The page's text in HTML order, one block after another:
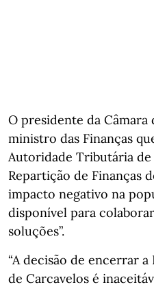
O presidente da Câmara
ministro das Finanças
Autoridade Tributária
Repartição de Finanças
impacto negativo na
disponível para
soluções”.
“A decisão de encerrar
de Carcavelos é